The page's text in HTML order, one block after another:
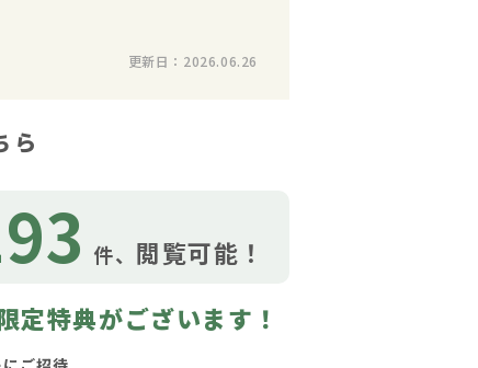
更新日：2026.06.26
ら
件、 閲覧可能！
定特典がございます！